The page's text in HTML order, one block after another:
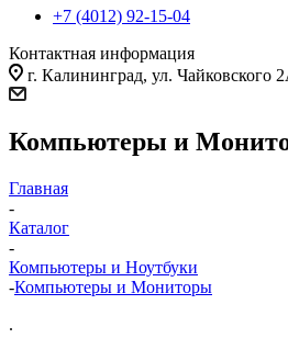
+7 (4012) 92-15-04
Контактная информация
г. Калининград, ул. Чайковского
Компьютеры и
Главная
-
Каталог
-
Компьютеры и Ноутбуки
-Компьютеры и Мониторы
.